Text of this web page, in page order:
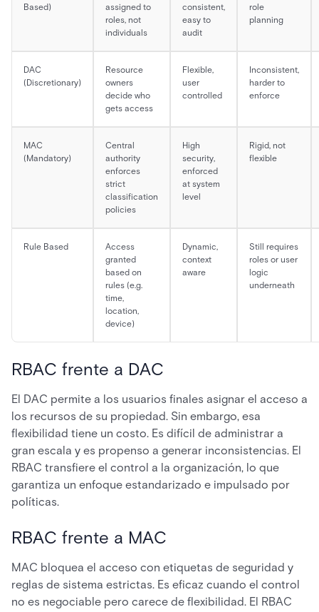
Based)
assigned to
roles, not
individuals
consistent,
easy to
audit
role
planning
DAC
(Discretionary)
Resource
owners
decide who
gets access
Flexible,
user
controlled
Inconsistent,
harder to
enforce
MAC
(Mandatory)
Central
authority
enforces
strict
classification
policies
High
security,
enforced
at system
level
Rigid, not
flexible
Rule Based
Access
granted
based on
rules (e.g.
time,
location,
device)
Dynamic,
context
aware
Still requires
roles or user
logic
underneath
RBAC frente a DAC
El DAC permite a los usuarios finales asignar el acceso a
los recursos de su propiedad. Sin embargo, esa
flexibilidad tiene un costo. Es difícil de administrar a
gran escala y es propenso a generar inconsistencias. El
RBAC transfiere el control a la organización, lo que
garantiza un enfoque estandarizado e impulsado por
políticas.
RBAC frente a MAC
MAC bloquea el acceso con etiquetas de seguridad y
reglas de sistema estrictas. Es eficaz cuando el control
no es negociable pero carece de flexibilidad. El RBAC